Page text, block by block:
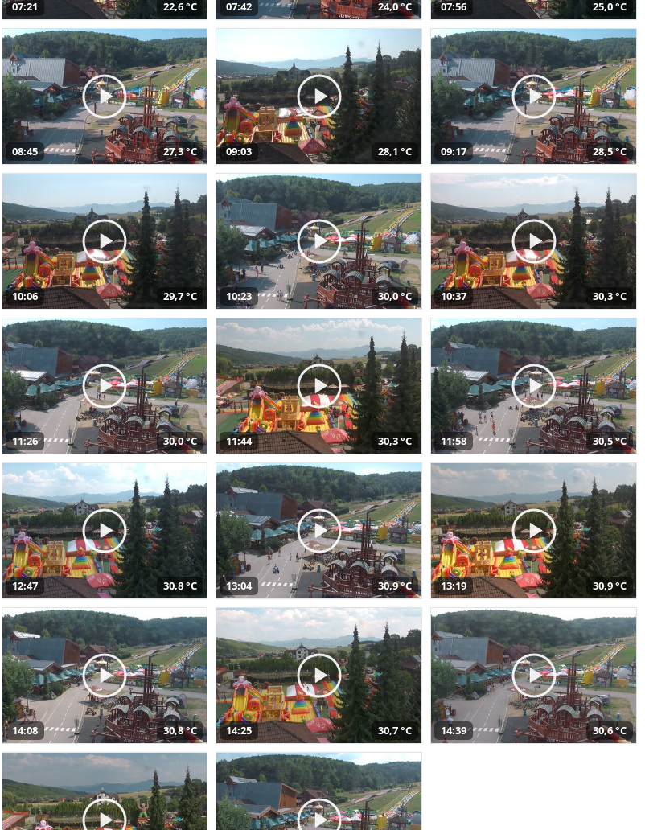
07:21 22,6 °C 07:42 24,0 °C 07:56 25,0 °C
08:45 27,3 °C 09:03 28,1 °C 09:17 28,5 °C
10:06 29,7 °C 10:23 30,0 °C 10:37 30,3 °C
11:26 30,0 °C 11:44 30,3 °C 11:58 30,5 °C
12:47 30,8 °C 13:04 30,9 °C 13:19 30,9 °C
14:08 30,8 °C 14:25 30,7 °C 14:39 30,6 °C